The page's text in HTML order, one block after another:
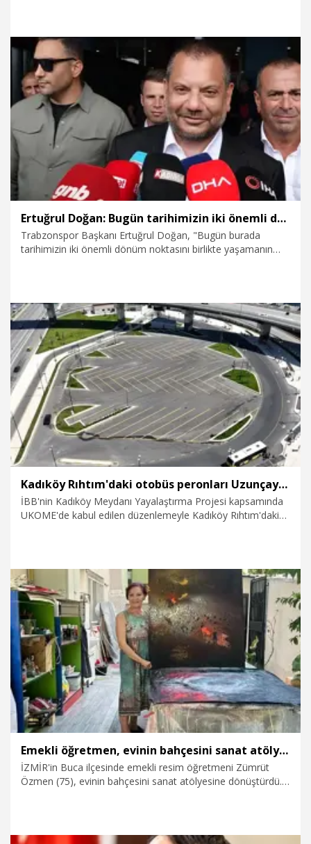
başkanımız söylemedi” dedi.
3.08.2026 Spor
Ertuğrul Doğan: Bugün tarihimizin iki önemli dönüm noktasını birlikte yaşamanın gururunu yaşıyoruz
Trabzonspor Başkanı Ertuğrul Doğan, "Bugün burada
tarihimizin iki önemli dönüm noktasını birlikte yaşamanın
2.08.2026 Spor
Kadıköy Rıhtım'daki otobüs peronları Uzunçayır'a taşınıyor
İBB'nin Kadıköy Meydanı Yayalaştırma Projesi kapsamında
UKOME'de kabul edilen düzenlemeyle Kadıköy Rıhtım'daki
1.08.2026 Gündem
Emekli öğretmen, evinin bahçesini sanat atölyesine çevirdi
İZMİR'in Buca ilçesinde emekli resim öğretmeni Zümrüt
Özmen (75), evinin bahçesini sanat atölyesine dönüştürdü.